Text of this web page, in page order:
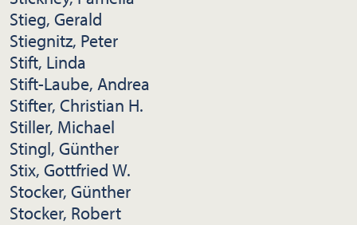
Stieg, Gerald
Stiegnitz, Peter
Stift, Linda
Stift-Laube, Andrea
Stifter, Christian H.
Stiller, Michael
Stingl, Günther
Stix, Gottfried W.
Stocker, Günther
Stocker, Robert